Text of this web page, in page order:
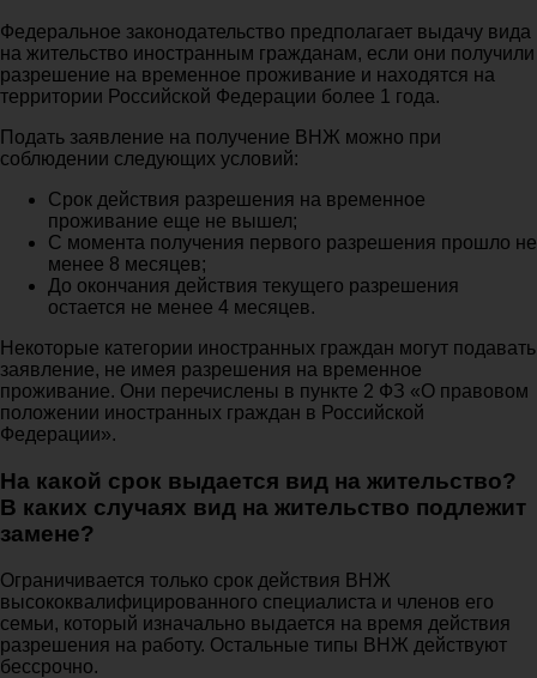
Федеральное законодательство предполагает выдачу вида
на жительство иностранным гражданам, если они получили
разрешение на временное проживание и находятся на
территории Российской Федерации более 1 года.
Подать заявление на получение ВНЖ можно при
соблюдении следующих условий:
Срок действия разрешения на временное
проживание еще не вышел;
С момента получения первого разрешения прошло не
менее 8 месяцев;
До окончания действия текущего разрешения
остается не менее 4 месяцев.
Некоторые категории иностранных граждан могут подавать
заявление, не имея разрешения на временное
проживание. Они перечислены в пункте 2 ФЗ «О правовом
положении иностранных граждан в Российской
Федерации».
На какой срок выдается вид на жительство?
В каких случаях вид на жительство подлежит
замене?
Ограничивается только срок действия ВНЖ
высококвалифицированного специалиста и членов его
семьи, который изначально выдается на время действия
разрешения на работу. Остальные типы ВНЖ действуют
бессрочно.